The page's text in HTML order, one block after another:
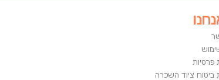
פרטיות
ביטוח ציוד השכרה